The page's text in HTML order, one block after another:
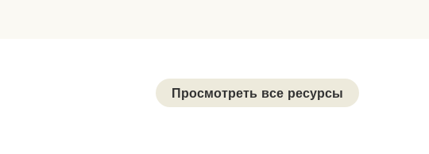
Просмотреть все ресурсы